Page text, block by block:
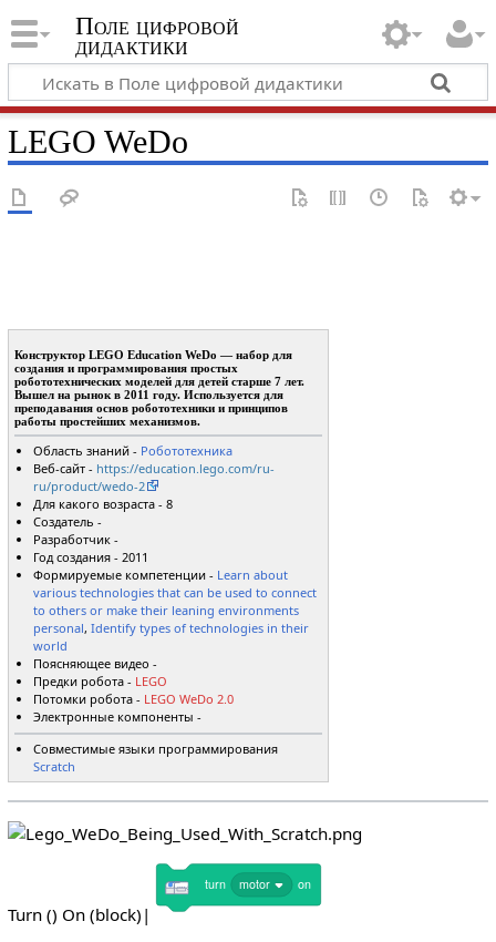
Поле цифровой
дидактики
LEGO WeDo
Конструктор LEGO Education WeDo — набор для
создания и программирования простых
робототехнических моделей для детей старше 7 лет.
Вышел на рынок в 2011 году. Используется для
преподавания основ робототехники и принципов
работы простейших механизмов.
Область знаний - Робототехника
Веб-сайт - https://education.lego.com/ru-
ru/product/wedo-2
Для какого возраста - 8
Создатель -
Разработчик -
Год создания - 2011
Формируемые компетенции - Learn about
various technologies that can be used to connect
to others or make their leaning environments
personal,Identify types of technologies in their
world
Поясняющее видео -
Предки робота - LEGO
Потомки робота - LEGO WeDo 2.0
Электронные компоненты -
Совместимые языки программирования
Scratch
Turn () On (block)|
turn motor on